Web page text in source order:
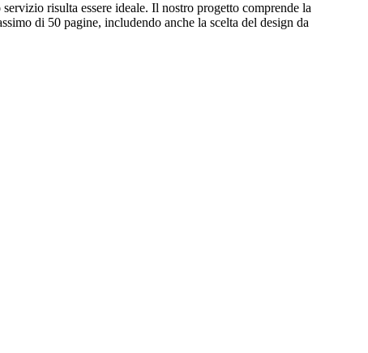
risulta essere ideale. Il nostro progetto comprende la
di 50 pagine, includendo anche la scelta del design da